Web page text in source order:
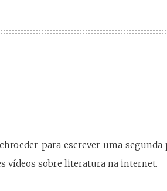
para escrever uma segunda
vídeos sobre literatura na internet.